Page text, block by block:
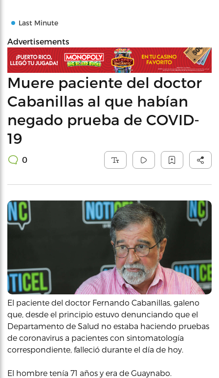
Last Minute
Advertisements
Muere paciente del doctor
Cabanillas al que habían
negado prueba de COVID-
19
0
El paciente del doctor Fernando Cabanillas, galeno
que, desde el principio estuvo denunciando que el
Departamento de Salud no estaba haciendo pruebas
de coronavirus a pacientes con sintomatología
correspondiente, falleció durante el día de hoy.
El hombre tenía 71 años y era de Guaynabo.